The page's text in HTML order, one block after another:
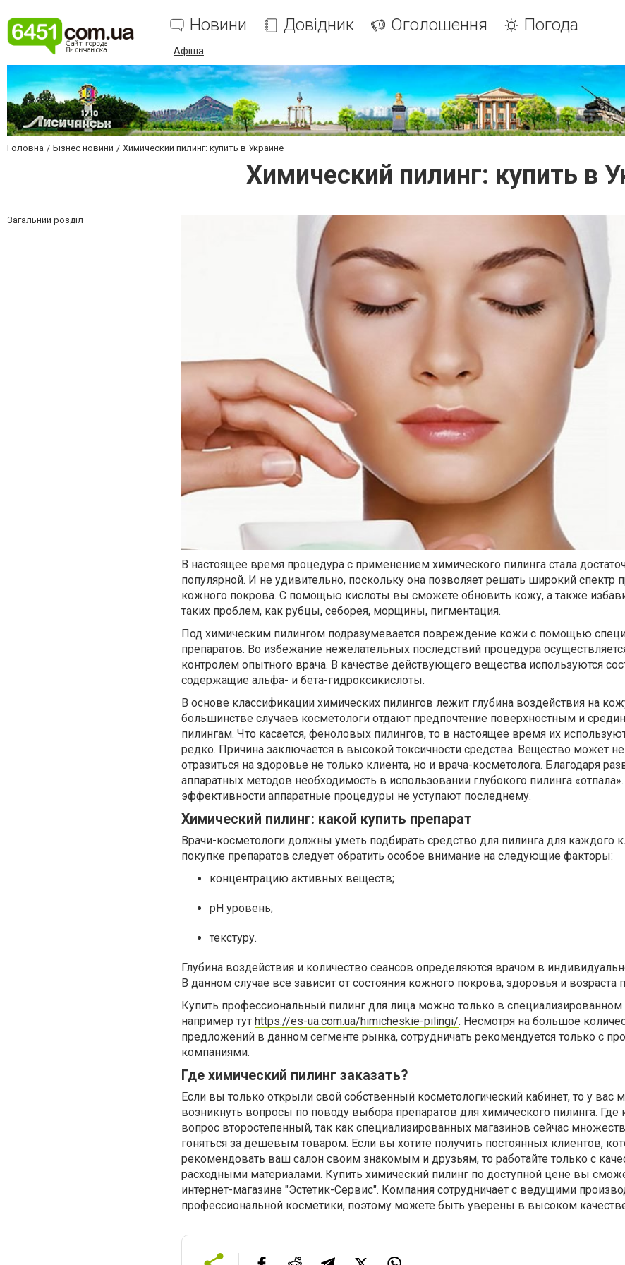
Новини Довідник Оголошення Погода
Афіша
Головна Бізнес новини Химический пилинг: купить в Украине
Химический пилинг: купить в
Загальний розділ
В настоящее время процедура с применением химического пилинга стала
популярной. И не удивительно, поскольку она позволяет решать широкий спектр
кожного покрова. С помощью кислоты вы сможете обновить кожу, а также
таких проблем, как рубцы, себорея, морщины, пигментация.
Под химическим пилингом подразумевается повреждение кожи с помощью
препаратов. Во избежание нежелательных последствий процедура
контролем опытного врача. В качестве действующего вещества используются
содержащие альфа- и бета-гидроксикислоты.
В основе классификации химических пилингов лежит глубина воздействия на
большинстве случаев косметологи отдают предпочтение поверхностным и
пилингам. Что касается, феноловых пилингов, то в настоящее время их
редко. Причина заключается в высокой токсичности средства. Вещество может
отразиться на здоровье не только клиента, но и врача-косметолога. Благодаря
аппаратных методов необходимость в использовании глубокого пилинга
эффективности аппаратные процедуры не уступают последнему.
Химический пилинг: какой купить препарат
Врачи-косметологи должны уметь подбирать средство для пилинга для каждого
покупке препаратов следует обратить особое внимание на следующие факторы:
концентрацию активных веществ;
pH уровень;
текстуру.
Глубина воздействия и количество сеансов определяются врачом в
В данном случае все зависит от состояния кожного покрова, здоровья и возраста
Купить профессиональный пилинг для лица можно только в специализированном
например тут https://es-ua.com.ua/himicheskie-pilingi/. Несмотря на большое
предложений в данном сегменте рынка, сотрудничать рекомендуется только с
компаниями.
Где химический пилинг заказать?
Если вы только открыли свой собственный косметологический кабинет, то у вас
возникнуть вопросы по поводу выбора препаратов для химического пилинга. Где
вопрос второстепенный, так как специализированных магазинов сейчас
гоняться за дешевым товаром. Если вы хотите получить постоянных клиентов,
рекомендовать ваш салон своим знакомым и друзьям, то работайте только с
расходными материалами. Купить химический пилинг по доступной цене вы
интернет-магазине "Эстетик-Сервис". Компания сотрудничает с ведущими
профессиональной косметики, поэтому можете быть уверены в высоком